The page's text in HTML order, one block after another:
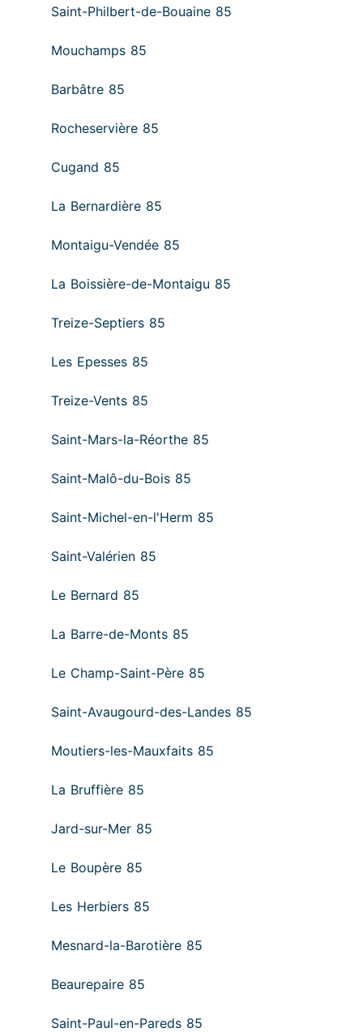
Saint-Philbert-de-Bouaine 85
Mouchamps 85
Barbâtre 85
Rocheservière 85
Cugand 85
La Bernardière 85
Montaigu-Vendée 85
La Boissière-de-Montaigu 85
Treize-Septiers 85
Les Epesses 85
Treize-Vents 85
Saint-Mars-la-Réorthe 85
Saint-Malô-du-Bois 85
Saint-Michel-en-l'Herm 85
Saint-Valérien 85
Le Bernard 85
La Barre-de-Monts 85
Le Champ-Saint-Père 85
Saint-Avaugourd-des-Landes 85
Moutiers-les-Mauxfaits 85
La Bruffière 85
Jard-sur-Mer 85
Le Boupère 85
Les Herbiers 85
Mesnard-la-Barotière 85
Beaurepaire 85
Saint-Paul-en-Pareds 85